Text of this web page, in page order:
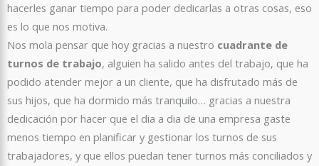
hacerles ganar tiempo para poder dedicarlas a otras cosas, eso
es lo que nos motiva.
Nos mola pensar que hoy gracias a nuestro cuadrante de
turnos de trabajo, alguien ha salido antes del trabajo, que ha
podido atender mejor a un cliente, que ha disfrutado más de
sus hijos, que ha dormido más tranquilo… gracias a nuestra
dedicación por hacer que el dia a dia de una empresa gaste
menos tiempo en planificar y gestionar los turnos de sus
trabajadores, y que ellos puedan tener turnos más conciliados y